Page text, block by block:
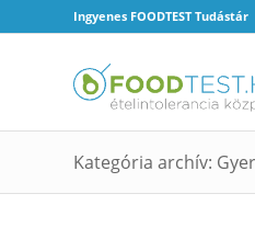
Ingyenes FOODTEST Tudástár
Kategória archív: